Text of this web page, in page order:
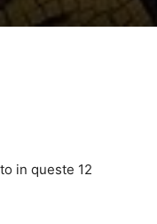
in queste 12